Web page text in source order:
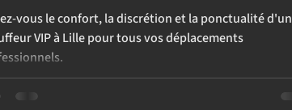
vous le confort, la discrétion et la ponctualité d'un
VIP à Lille pour tous vos déplacements